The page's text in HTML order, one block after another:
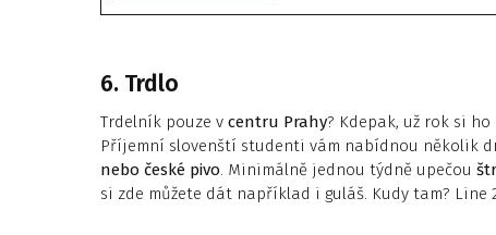
6. Trdlo
Trdelník pouze v centru Prahy? Kdepak, už rok si
Příjemní slovenští studenti vám nabídnou několik
nebo české pivo. Minimálně jednou týdně upečou
si zde můžete dát například i guláš. Kudy tam? Line